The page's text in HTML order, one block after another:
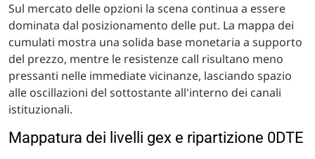
Sul mercato delle opzioni la scena continua a essere
dominata dal posizionamento delle put. La mappa dei
cumulati mostra una solida base monetaria a supporto
del prezzo, mentre le resistenze call risultano meno
pressanti nelle immediate vicinanze, lasciando spazio
alle oscillazioni del sottostante all'interno dei canali
istituzionali.
Mappatura dei livelli gex e ripartizione 0DTE